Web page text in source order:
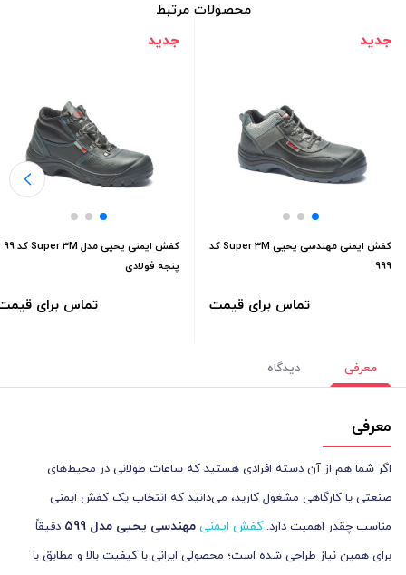
محصولات مرتبط
جدید
کفش ایمنی مهندسی یحیی Super 3M کد
999
تماس برای قیمت
جدید
کفش ایمنی یحیی مدل Super 3M کد 99
پنجه فولادی
تماس برای
معرفی دیدگاه
معرفی
اگر شما هم از آن دسته افرادی هستید که ساعات طولانی در محیط‌های
صنعتی یا کارگاهی مشغول کارید، می‌دانید که انتخاب یک کفش ایمنی
مناسب چقدر اهمیت دارد.کفش ایمنی مهندسی یحیی مدل 599
دقیقاً
برای همین نیاز طراحی شده است؛ محصولی ایرانی با کیفیت بالا و مطابق با